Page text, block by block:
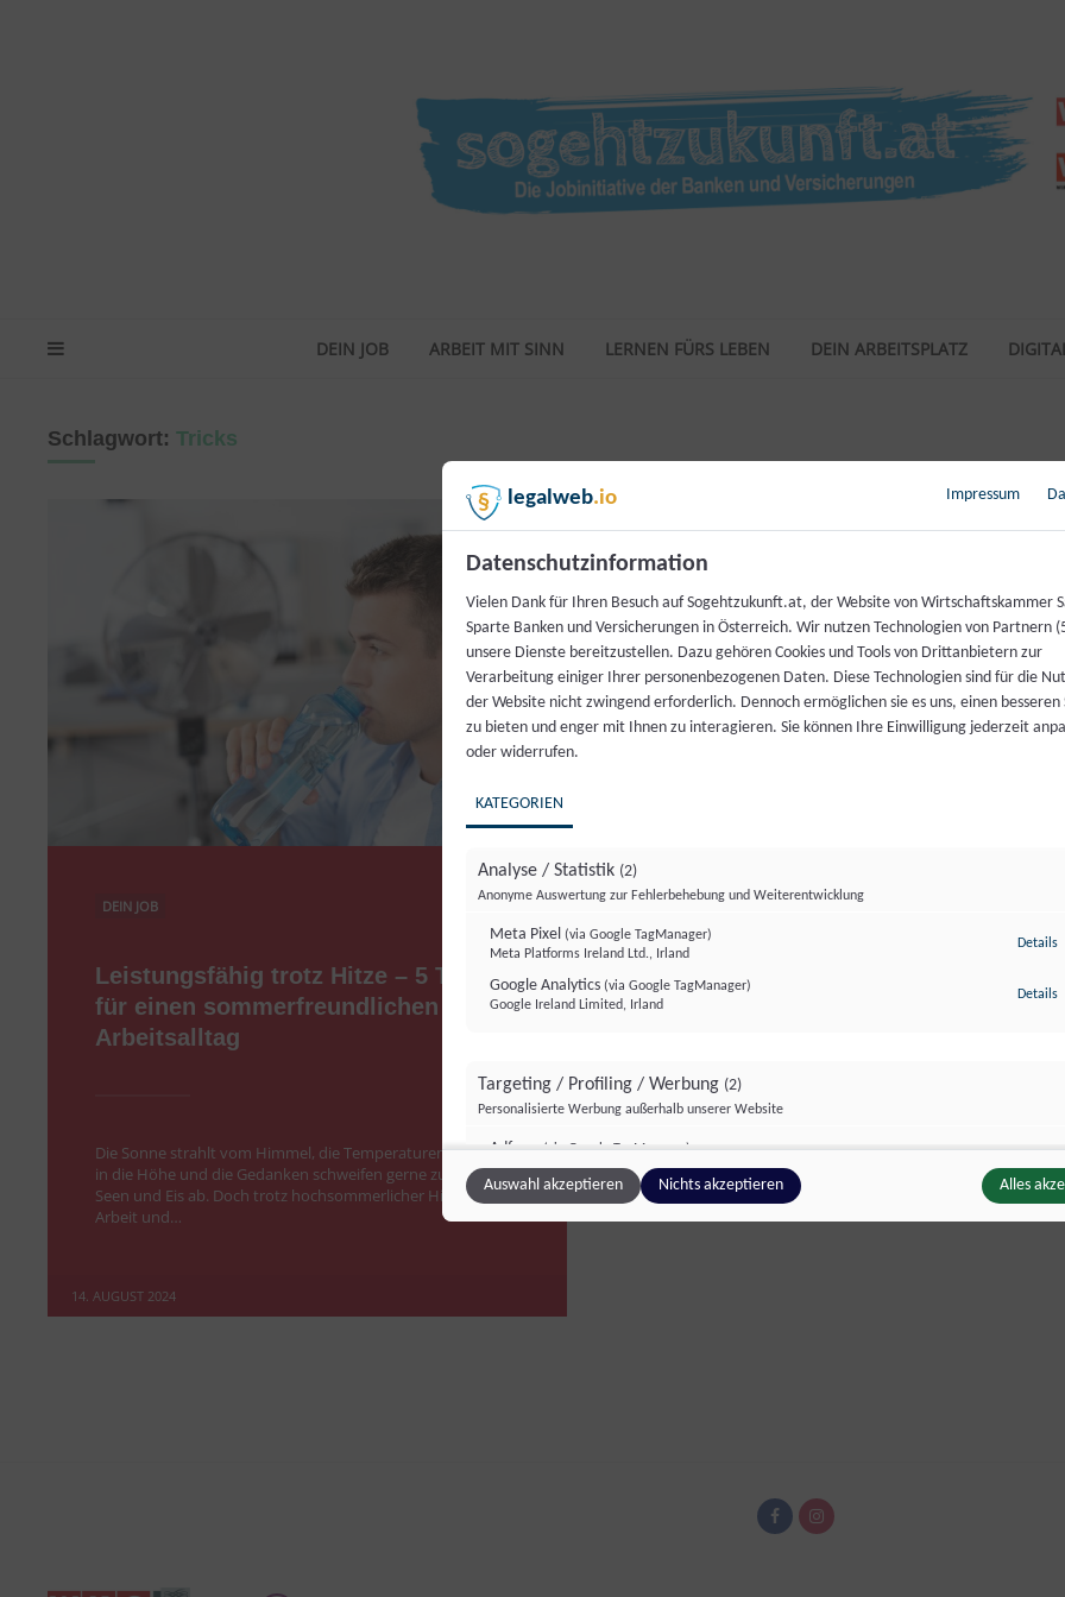
DEIN JOB ARBEIT MIT SINN LERNEN FÜRS LEBEN DEIN ARBEITSPLATZ
Schlagwort: Tricks
DEIN JOB
Leistungsfähig trotz Hitze – 5 Tipps
für einen sommerfreundlichen
Arbeitsalltag
Die Sonne strahlt vom Himmel, die Temperaturen klettern
in die Höhe und die Gedanken schweifen gerne zu kühlen
Seen und Eis ab. Doch trotz hochsommerlicher Hitze ruft die
Arbeit und…
14. AUGUST 2024
legalweb.io Impressum
Datenschutzinformation
Vielen Dank für Ihren Besuch auf Sogehtzukunft.at, der Website von Wirtschaftskammer
Sparte Banken und Versicherungen in Österreich. Wir nutzen Technologien von Partnern
unsere Dienste bereitzustellen. Dazu gehören Cookies und Tools von Drittanbietern zur
Verarbeitung einiger Ihrer personenbezogenen Daten. Diese Technologien sind für die
der Website nicht zwingend erforderlich. Dennoch ermöglichen sie es uns, einen besseren
zu bieten und enger mit Ihnen zu interagieren. Sie können Ihre Einwilligung jederzeit
oder widerrufen.
KATEGORIEN
Analyse / Statistik (2)
Anonyme Auswertung zur Fehlerbehebung und Weiterentwicklung
Meta Pixel (via Google TagManager)
Meta Platforms Ireland Ltd., Irland
Details
Google Analytics (via Google TagManager)
Google Ireland Limited, Irland
Details
Targeting / Profiling / Werbung (2)
Personalisierte Werbung außerhalb unserer Website
Adform(via Google TagManager)
Adform A/S, Dänemark
(via Google TagManager)
TikTok Technology Limited, Irland
Details
Auswahl akzeptieren Nichts akzeptieren Alles